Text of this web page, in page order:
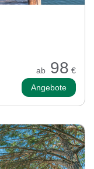
ab 98 €
Angebote